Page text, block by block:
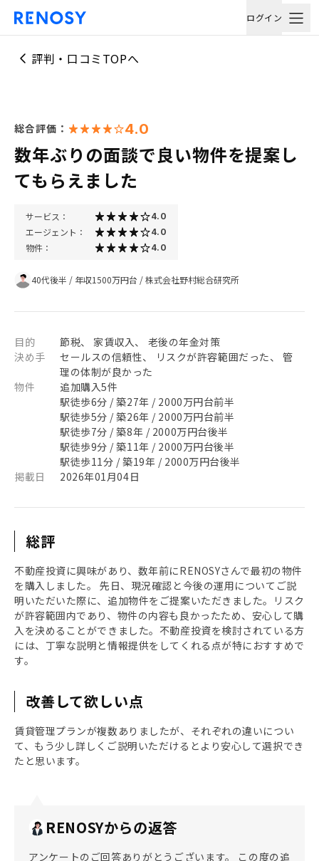
ログイン
評判・口コミTOPへ
総合評価： 4.0
数年ぶりの面談で良い物件を提案し
てもらえました
サービス： 4.0
エージェント： 4.0
物件： 4.0
40代後半 / 年収1500万円台 /株式会社野村総合研究所
目的
節税、 家賃収入、 老後の年金対策
決め手
セールスの信頼性、 リスクが許容範囲だった、 管
理の体制が良かった
物件
追加購入5件
駅徒歩6分 / 築27年 / 2000万円台前半
駅徒歩5分 / 築26年 / 2000万円台前半
駅徒歩7分 / 築8年 / 2000万円台後半
駅徒歩9分 / 築11年 / 2000万円台後半
駅徒歩11分 / 築19年 / 2000万円台後半
掲載日
2026年01月04日
総評
不動産投資に興味があり、数年前にRENOSYさんで最初の物件
を購入しました。 先日、現況確認と今後の運用についてご説
明いただいた際に、追加物件をご提案いただきました。リスク
が許容範囲内であり、物件の内容も良かったため、安心して購
入を決めることができました。不動産投資を検討されている方
には、丁寧な説明と情報提供をしてくれる点が特におすすめで
す。
改善して欲しい点
賃貸管理プランが複数ありましたが、それぞれの違いについ
て、もう少し詳しくご説明いただけるとより安心して選択でき
たと思います。
RENOSYからの返答
アンケートのご回答ありがとうございます。 この度の追